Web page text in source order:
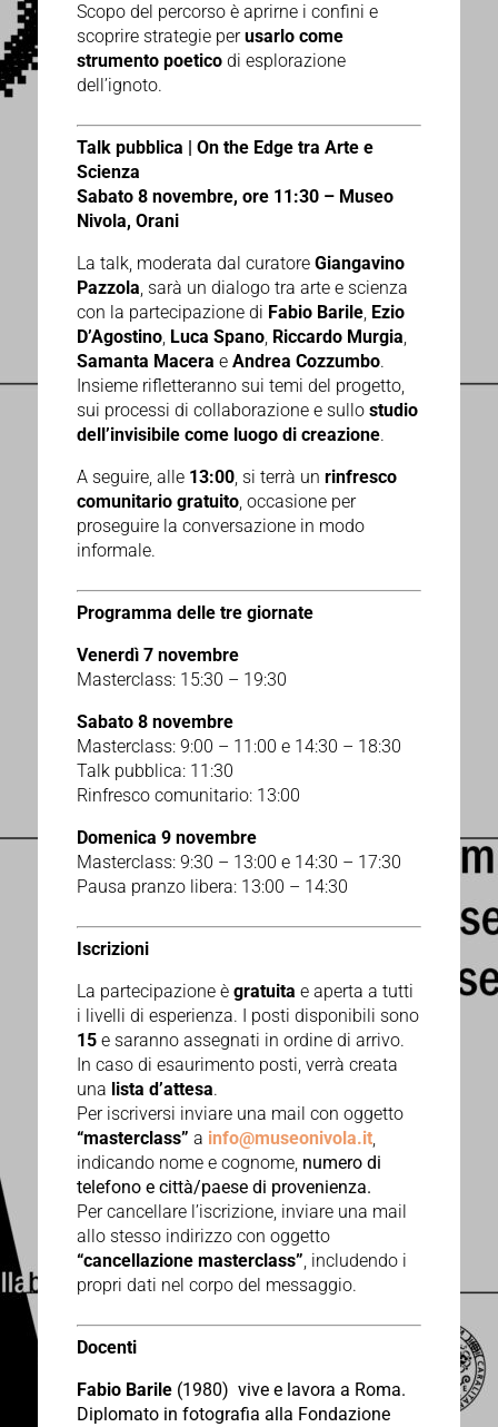
Scopo del percorso è aprirne i confini e
scoprire strategie perusarlo come
strumento poeticodi esplorazione
dell’ignoto.
Talk pubblica | On the Edge tra Arte e
Scienza
Sabato 8 novembre, ore 11:30 – Museo
Nivola, Orani
La talk, moderata dal curatore Giangavino
Pazzola, sarà un dialogo tra arte e scienza
con la partecipazione di Fabio Barile, Ezio
D’Agostino, Luca Spano, Riccardo Murgia,
Samanta Macera e Andrea Cozzumbo.
Insieme rifletteranno sui temi del progetto,
sui processi di collaborazione e sullo studio
dell’invisibile come luogo di creazione.
A seguire, alle 13:00, si terrà un rinfresco
comunitario gratuito, occasione per
proseguire la conversazione in modo
informale.
Programma delle tre giornate
Venerdì 7 novembre
Masterclass: 15:30 – 19:30
Sabato 8 novembre
Masterclass: 9:00 – 11:00 e 14:30 – 18:30
Talk pubblica: 11:30
Rinfresco comunitario: 13:00
Domenica 9 novembre
Masterclass: 9:30 – 13:00 e 14:30 – 17:30
Pausa pranzo libera: 13:00 – 14:30
Iscrizioni
La partecipazione è gratuita e aperta a tutti
i livelli di esperienza. I posti disponibili sono
15e saranno assegnati in ordine di arrivo.
In caso di esaurimento posti, verrà creata
una lista d’attesa.
Per iscriversi inviare una mail con oggetto
“masterclass” a info@museonivola.it,
indicando nome e cognome,numero di
telefono e città/paese di provenienza.
Per cancellare l’iscrizione, inviare una mail
allo stesso indirizzo con oggetto
“cancellazione masterclass”, includendo i
propri dati nel corpo del messaggio.
Docenti
Fabio Barile(1980) vive e lavora a Roma.
Diplomato in fotografia alla Fondazione